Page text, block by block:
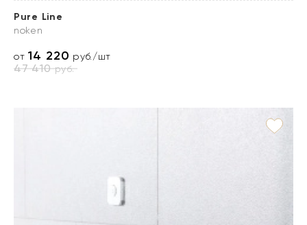
Pure Line
noken
от14 220 руб./шт
47 410руб.